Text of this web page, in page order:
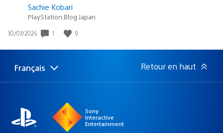
Sachie Kobari
PlayStation.Blog Japan
Date
publication
30/07/2026 1 9
Choisir
Région
Français Retour en haut
Sony
Interactive
Entertainment